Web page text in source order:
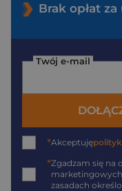
Brak opłat
Twój e-mail
*Akceptuję
*Zgadzam się na
zasadach